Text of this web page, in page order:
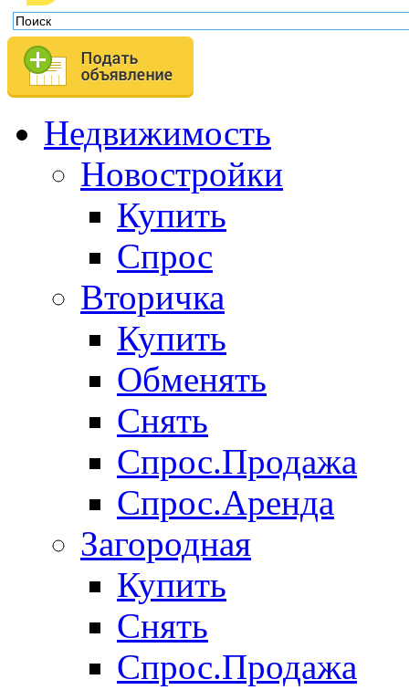
Недвижимость
Новостройки
Купить
Спрос
Вторичка
Купить
Обменять
Снять
Спрос.Продажа
Спрос.Аренда
Загородная
Купить
Снять
Спрос.Продажа